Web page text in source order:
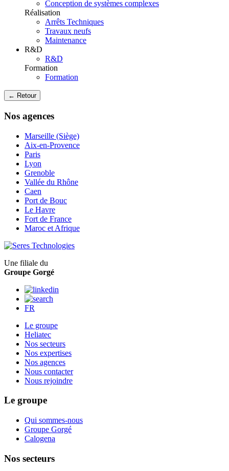
Conception de systèmes complexes
Réalisation
Arrêts Techniques
Travaux neufs
Maintenance
R&D
R&D
Formation
Formation
← Retour
Nos agences
Marseille (Siège)
Aix-en-Provence
Paris
Lyon
Grenoble
Vallée du Rhône
Caen
Port de Bouc
Le Havre
Fort de France
Maroc et Afrique
Une filiale du
Groupe Gorgé
FR
Le groupe
Heliatec
Nos secteurs
Nos expertises
Nos agences
Nous contacter
Nous rejoindre
Le groupe
Qui sommes-nous
Groupe Gorgé
Calogena
Nos secteurs